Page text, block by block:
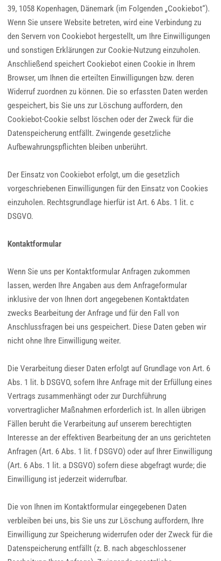
39, 1058 Kopenhagen, Dänemark (im Folgenden „Cookiebot“).
Wenn Sie unsere Website betreten, wird eine Verbindung zu
den Servern von Cookiebot hergestellt, um Ihre Einwilligungen
und sonstigen Erklärungen zur Cookie-Nutzung einzuholen.
Anschließend speichert Cookiebot einen Cookie in Ihrem
Browser, um Ihnen die erteilten Einwilligungen bzw. deren
Widerruf zuordnen zu können. Die so erfassten Daten werden
gespeichert, bis Sie uns zur Löschung auffordern, den
Cookiebot-Cookie selbst löschen oder der Zweck für die
Datenspeicherung entfällt. Zwingende gesetzliche
Aufbewahrungspflichten bleiben unberührt.
Der Einsatz von Cookiebot erfolgt, um die gesetzlich
vorgeschriebenen Einwilligungen für den Einsatz von Cookies
einzuholen. Rechtsgrundlage hierfür ist Art. 6 Abs. 1 lit. c
DSGVO.
Kontaktformular
Wenn Sie uns per Kontaktformular Anfragen zukommen
lassen, werden Ihre Angaben aus dem Anfrageformular
inklusive der von Ihnen dort angegebenen Kontaktdaten
zwecks Bearbeitung der Anfrage und für den Fall von
Anschlussfragen bei uns gespeichert. Diese Daten geben wir
nicht ohne Ihre Einwilligung weiter.
Die Verarbeitung dieser Daten erfolgt auf Grundlage von Art. 6
Abs. 1 lit. b DSGVO, sofern Ihre Anfrage mit der Erfüllung eines
Vertrags zusammenhängt oder zur Durchführung
vorvertraglicher Maßnahmen erforderlich ist. In allen übrigen
Fällen beruht die Verarbeitung auf unserem berechtigten
Interesse an der effektiven Bearbeitung der an uns gerichteten
Anfragen (Art. 6 Abs. 1 lit. f DSGVO) oder auf Ihrer Einwilligung
(Art. 6 Abs. 1 lit. a DSGVO) sofern diese abgefragt wurde; die
Einwilligung ist jederzeit widerrufbar.
Die von Ihnen im Kontaktformular eingegebenen Daten
verbleiben bei uns, bis Sie uns zur Löschung auffordern, Ihre
Einwilligung zur Speicherung widerrufen oder der Zweck für die
Datenspeicherung entfällt (z. B. nach abgeschlossener